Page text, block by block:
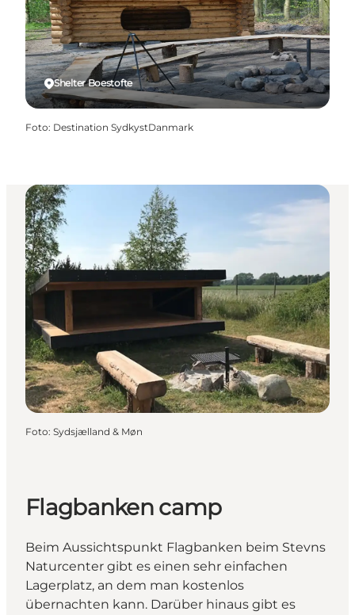
Shelter Boestofte
Foto: Destination SydkystDanmark
Foto: Sydsjælland & Møn
Flagbanken camp
Beim Aussichtspunkt Flagbanken beim Stevns
Naturcenter gibt es einen sehr einfachen
Lagerplatz, an dem man kostenlos
übernachten kann. Darüber hinaus gibt es